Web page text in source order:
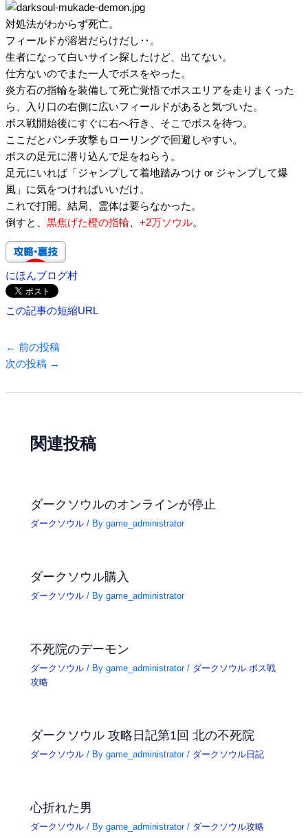
対処法がわからず死亡。
フィールドが溶岩だらけだし‥。
生者になって白いサイン探したけど、出てない。
仕方ないのでまた一人でボスをやった。
炎方石の指輪を装備して死亡覚悟でボスエリアを走りまくった
ら、入り口の右側に広いフィールドがあると気づいた。
ボス戦開始後にすぐに右へ行き、そこでボスを待つ。
ここだとパンチ攻撃もローリングで回避しやすい。
ボスの足元に潜り込んで足をねらう。
足元にいれば「ジャンプして着地踏みつけ or ジャンプして爆
風」に気をつければいいだけ。
これで打開。結局、霊体は要らなかった。
倒すと、 黒焦げた橙の指輪、 +2万ソウル。
にほんブログ村
この記事の短縮URL
← 前の投稿
次の投稿 →
関連投稿
ダークソウルのオンラインが停止
ダークソウル / Bygame_administrator
ダークソウル購入
ダークソウル / Bygame_administrator
不死院のデーモン
ダークソウル / Bygame_administrator/ ダークソウル ボス戦
攻略
ダークソウル 攻略日記第1回 北の不死院
ダークソウル / Bygame_administrator/ ダークソウル日記
心折れた男
ダークソウル / Bygame_administrator/ ダークソウル攻略